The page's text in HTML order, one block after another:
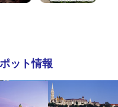
ット情報